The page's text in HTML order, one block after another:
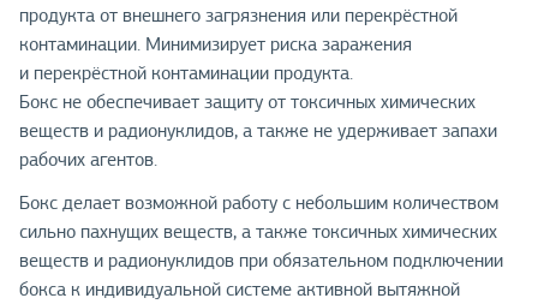
продукта от внешнего загрязнения или перекрёстной
контаминации. Минимизирует риска заражения
и перекрёстной контаминации продукта.
Бокс не обеспечивает защиту от токсичных химических
веществ и радионуклидов, а также не удерживает запахи
рабочих агентов.
Бокс делает возможной работу с небольшим количеством
сильно пахнущих веществ, а также токсичных химических
веществ и радионуклидов при обязательном подключении
бокса к индивидуальной системе активной вытяжной